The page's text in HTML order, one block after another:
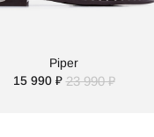
Piper
15 990 ₽ 23 990 ₽